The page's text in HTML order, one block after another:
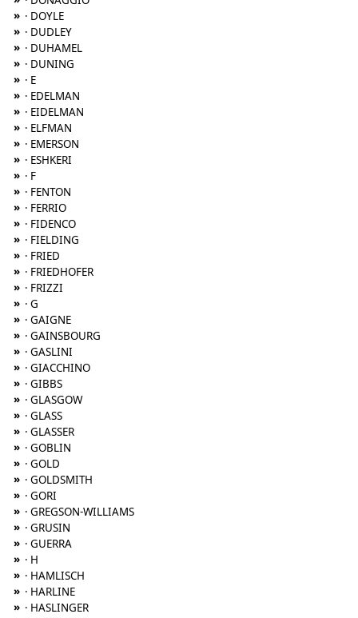
» · DOYLE
» · DUDLEY
» · DUHAMEL
» · DUNING
» · E
» · EDELMAN
» · EIDELMAN
» · ELFMAN
» · EMERSON
» · ESHKERI
» · F
» · FENTON
» · FERRIO
» · FIDENCO
» · FIELDING
» · FRIED
» · FRIEDHOFER
» · FRIZZI
» · G
» · GAIGNE
» · GAINSBOURG
» · GASLINI
» · GIACCHINO
» · GIBBS
» · GLASGOW
» · GLASS
» · GLASSER
» · GOBLIN
» · GOLD
» · GOLDSMITH
» · GORI
» · GREGSON-WILLIAMS
» · GRUSIN
» · GUERRA
» · H
» · HAMLISCH
» · HARLINE
» · HASLINGER